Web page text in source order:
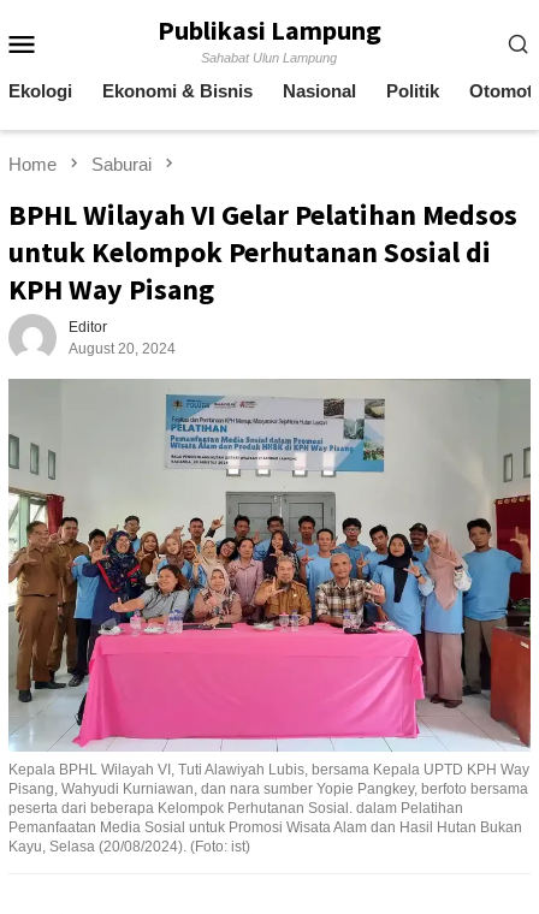
to
Publikasi Lampung
Sahabat Ulun Lampung
Ekologi Ekonomi & Bisnis Nasional Politik
Home Saburai
BPHL Wilayah VI Gelar Pelatihan Medsos
untuk Kelompok Perhutanan Sosial di
KPH Way Pisang
Editor
August 20, 2024
Kepala BPHL Wilayah VI, Tuti Alawiyah Lubis, bersama Kepala UPTD KPH Way
Pisang, Wahyudi Kurniawan, dan nara sumber Yopie Pangkey, berfoto bersama
peserta dari beberapa Kelompok Perhutanan Sosial. dalam Pelatihan
Pemanfaatan Media Sosial untuk Promosi Wisata Alam dan Hasil Hutan Bukan
Kayu, Selasa (20/08/2024). (Foto: ist)